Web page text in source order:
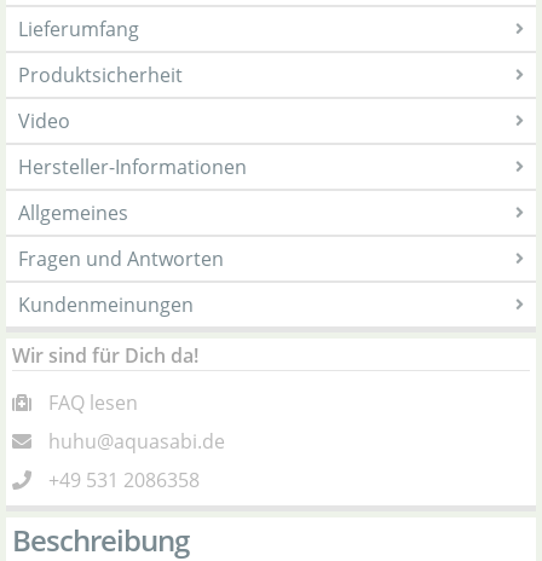
Lieferumfang
Produktsicherheit
Video
Hersteller-Informationen
Allgemeines
Fragen und Antworten
Kundenmeinungen
Wir sind für Dich da!
FAQ lesen
huhu@aquasabi.de
+49 531 2086358
Beschreibung